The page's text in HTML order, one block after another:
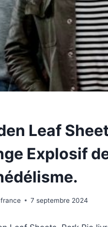
Leaf
Explosif
7 septembre 2024